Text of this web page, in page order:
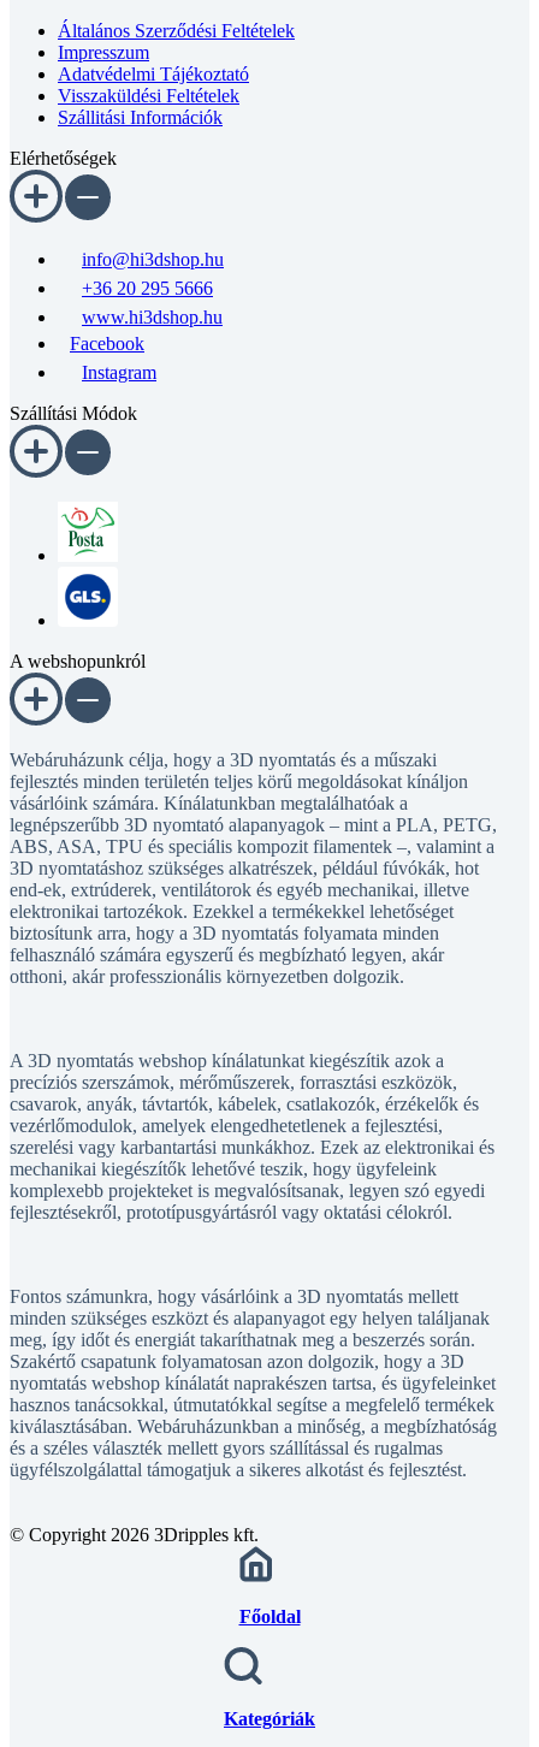
Általános Szerződési Feltételek
Impresszum
Adatvédelmi Tájékoztató
Visszaküldési Feltételek
Szállitási Információk
Elérhetőségek
info@hi3dshop.hu
+36 20 295 5666
www.hi3dshop.hu
Facebook
Instagram
Szállítási Módok
A webshopunkról
Webáruházunk célja, hogy a 3D nyomtatás és a műszaki
fejlesztés minden területén teljes körű megoldásokat kínáljon
vásárlóink számára. Kínálatunkban megtalálhatóak a
legnépszerűbb 3D nyomtató alapanyagok – mint a PLA, PETG,
ABS, ASA, TPU és speciális kompozit filamentek –, valamint a
3D nyomtatáshoz szükséges alkatrészek, például fúvókák, hot
end-ek, extrúderek, ventilátorok és egyéb mechanikai, illetve
elektronikai tartozékok. Ezekkel a termékekkel lehetőséget
biztosítunk arra, hogy a 3D nyomtatás folyamata minden
felhasználó számára egyszerű és megbízható legyen, akár
otthoni, akár professzionális környezetben dolgozik.
A 3D nyomtatás webshop kínálatunkat kiegészítik azok a
precíziós szerszámok, mérőműszerek, forrasztási eszközök,
csavarok, anyák, távtartók, kábelek, csatlakozók, érzékelők és
vezérlőmodulok, amelyek elengedhetetlenek a fejlesztési,
szerelési vagy karbantartási munkákhoz. Ezek az elektronikai és
mechanikai kiegészítők lehetővé teszik, hogy ügyfeleink
komplexebb projekteket is megvalósítsanak, legyen szó egyedi
fejlesztésekről, prototípusgyártásról vagy oktatási célokról.
Fontos számunkra, hogy vásárlóink a 3D nyomtatás mellett
minden szükséges eszközt és alapanyagot egy helyen találjanak
meg, így időt és energiát takaríthatnak meg a beszerzés során.
Szakértő csapatunk folyamatosan azon dolgozik, hogy a 3D
nyomtatás webshop kínálatát naprakészen tartsa, és ügyfeleinket
hasznos tanácsokkal, útmutatókkal segítse a megfelelő termékek
kiválasztásában. Webáruházunkban a minőség, a megbízhatóság
és a széles választék mellett gyors szállítással és rugalmas
ügyfélszolgálattal támogatjuk a sikeres alkotást és fejlesztést.
© Copyright 2026 3Dripples kft.
Főoldal
Kategóriák